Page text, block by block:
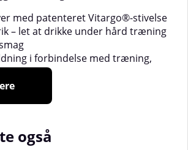
med patenteret Vitargo®-stivelse
– let at drikke under hård træning
i forbindelse med træning,
restitution
drikken med en høj
hvilket giver en hypotonisk drik, der
også